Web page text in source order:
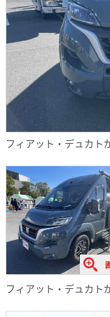
フィアット・デュカト
フィアット・デュカト